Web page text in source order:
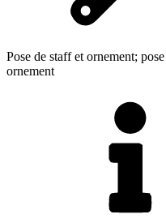
Pose de staff et ornement;
ornement